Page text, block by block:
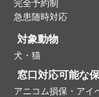
完全予約制
急患随時対応
対象動物
犬・猫
窓口対応可能な
アニコム損保・アイ